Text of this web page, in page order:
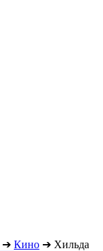
➔ Кино ➔ Хильда